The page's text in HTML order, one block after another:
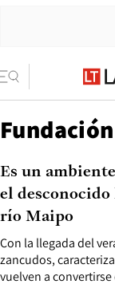
Con la llegada del
zancudos,
vuelven a
Es un
el
río Maipo